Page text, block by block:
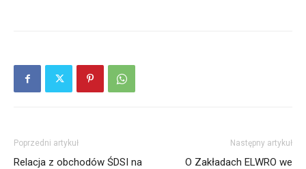
Poprzedni artykuł
Relacja z obchodów ŚDSI na
Następny artykuł
O Zakładach ELWRO we